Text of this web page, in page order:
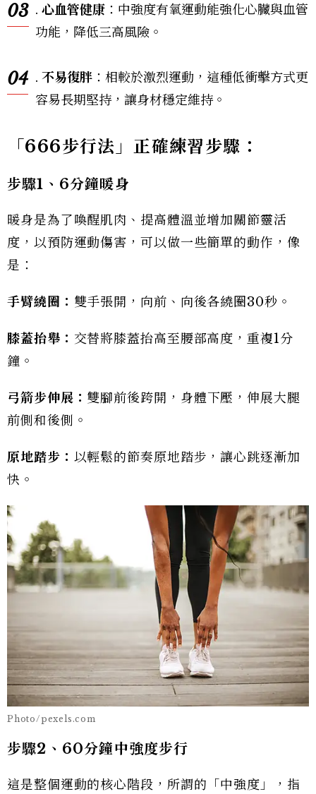
03 . 心血管健康 ：中強度有氧運動能強化心臟與血管
功能，降低三高風險。
04 . 不易復胖 ：相較於激烈運動，這種低衝擊方式更
容易長期堅持，讓身材穩定維持。
「666步行法」正確練習步驟：
步驟1 、6分鐘暖身
暖身是為了喚醒肌肉、提高體溫並增加關節靈活
度，以預防運動傷害，可以做一些簡單的動作，像
是：
手臂繞圈： 雙手張開，向前、向後各繞圈30秒。
膝蓋抬舉： 交替將膝蓋抬高至腰部高度，重複1分
鐘。
弓箭步伸展： 雙腳前後跨開，身體下壓，伸展大腿
前側和後側。
原地踏步： 以輕鬆的節奏原地踏步，讓心跳逐漸加
快。
Photo/pexels.com
步驟2、60分鐘中強度步行
這是整個運動的核心階段，所謂的「中強度」，指